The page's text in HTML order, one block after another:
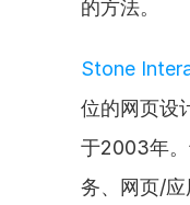
的方法。
Stone
位的网页设
于2003年
务、网页/